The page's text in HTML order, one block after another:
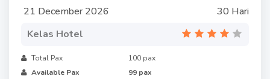
21 December 2026
30 Hari
Kelas Hotel
Total Pax
100 pax
Available Pax
99 pax